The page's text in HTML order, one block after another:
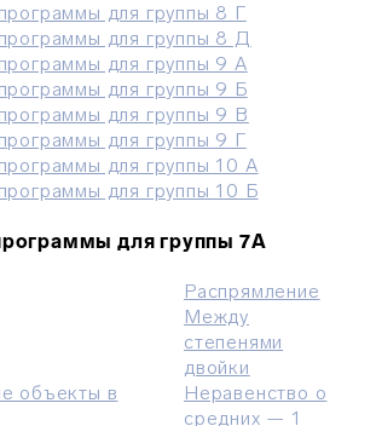
для группы 8 Г
для группы 8 Д
для группы 9 А
для группы 9 Б
для группы 9 В
для группы 9 Г
для группы 10 А
для группы 10 Б
для группы 7A
объекты в
Распрямление
Между
степенями
двойки
Неравенство о
средних — 1